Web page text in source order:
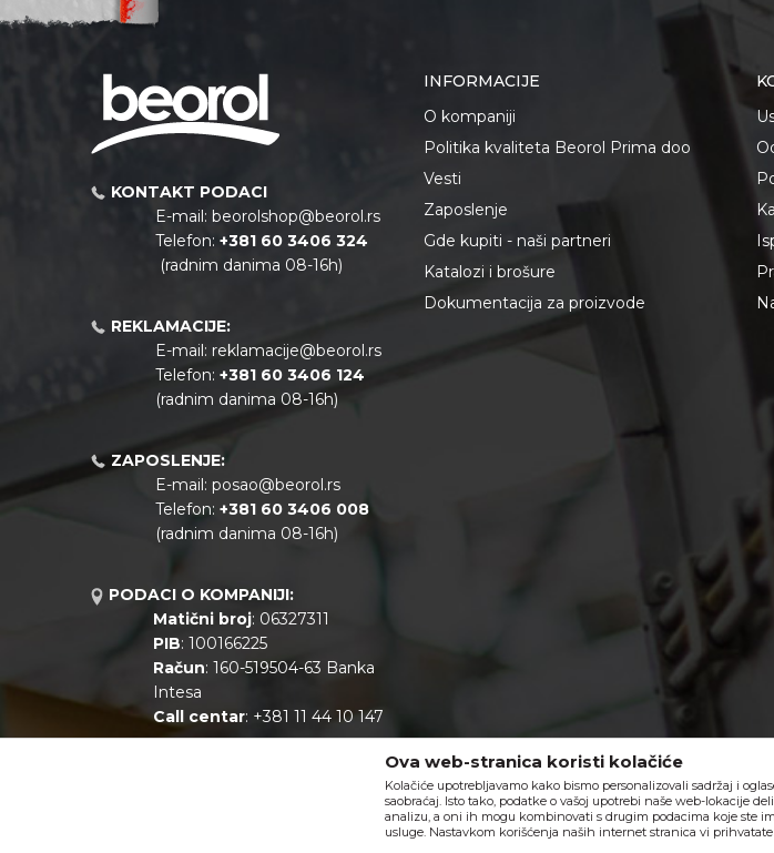
KONTAKT PODACI
E-mail: beorolshop@beorol.rs
Telefon: +381 60 3406 324
(radnim danima 08-16h)
REKLAMACIJE:
E-mail: reklamacije@beorol.rs
Telefon: +381 60 3406 124
(radnim danima 08-16h)
ZAPOSLENJE:
E-mail: posao@beorol.rs
Telefon: +381 60 3406 008
(radnim danima 08-16h)
PODACI O KOMPANIJI:
Matični broj: 06327311
PIB: 100166225
Račun: 160-519504-63 Banka
Intesa
Call centar: +381 11 44 10 147
INFORMACIJE
O kompaniji
Politika kvaliteta Beorol Prima doo
Vesti
Zaposlenje
Gde kupiti - naši partneri
Katalozi i brošure
Dokumentacija za proizvode
Ova web-stranica koristi kolačiće
Kolačiće upotrebljavamo kako bismo personalizovali sadržaj i
saobraćaj. Isto tako, podatke o vašoj upotrebi naše web-lokacije
analizu, a oni ih mogu kombinovati s drugim podacima koje ste
usluge. Nastavkom korišćenja naših internet stranica vi